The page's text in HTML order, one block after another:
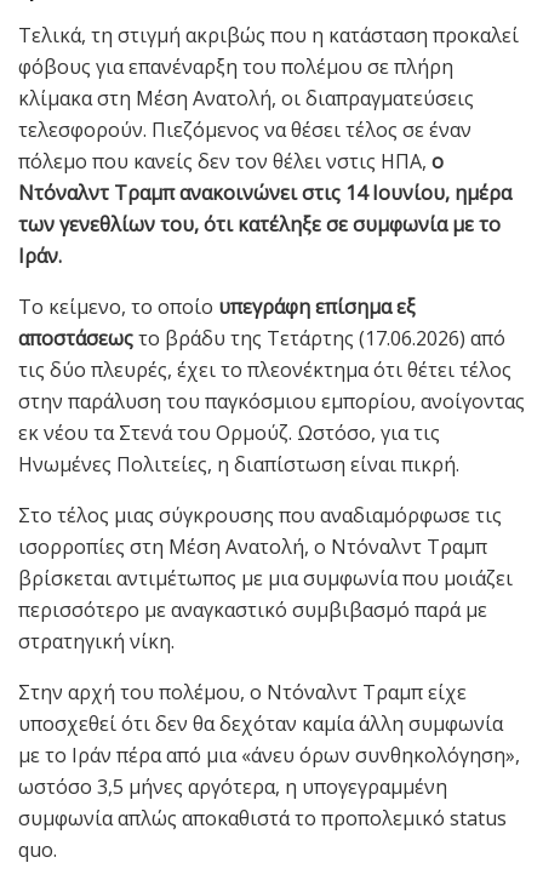
Τελικά, τη στιγμή ακριβώς που η κατάσταση προκαλεί
φόβους για επανέναρξη του πολέμου σε πλήρη
κλίμακα στη Μέση Ανατολή, οι διαπραγματεύσεις
τελεσφορούν. Πιεζόμενος να θέσει τέλος σε έναν
πόλεμο που κανείς δεν τον θέλει νστις ΗΠΑ, ο
Ντόναλντ Τραμπ ανακοινώνει στις 14 Ιουνίου, ημέρα
των γενεθλίων του, ότι κατέληξε σε συμφωνία με το
Ιράν.
Το κείμενο, το οποίο υπεγράφη επίσημα εξ
αποστάσεωςτο βράδυ της Τετάρτης (17.06.2026) από
τις δύο πλευρές, έχει το πλεονέκτημα ότι θέτει τέλος
στην παράλυση του παγκόσμιου εμπορίου, ανοίγοντας
εκ νέου τα Στενά του Ορμούζ. Ωστόσο, για τις
Ηνωμένες Πολιτείες, η διαπίστωση είναι πικρή.
Στο τέλος μιας σύγκρουσης που αναδιαμόρφωσε τις
ισορροπίες στη Μέση Ανατολή, ο Ντόναλντ Τραμπ
βρίσκεται αντιμέτωπος με μια συμφωνία που μοιάζει
περισσότερο με αναγκαστικό συμβιβασμό παρά με
στρατηγική νίκη.
Στην αρχή του πολέμου, ο Ντόναλντ Τραμπ είχε
υποσχεθεί ότι δεν θα δεχόταν καμία άλλη συμφωνία
με το Ιράν πέρα από μια «άνευ όρων συνθηκολόγηση»,
ωστόσο 3,5 μήνες αργότερα, η υπογεγραμμένη
συμφωνία απλώς αποκαθιστά το προπολεμικό status
quo.